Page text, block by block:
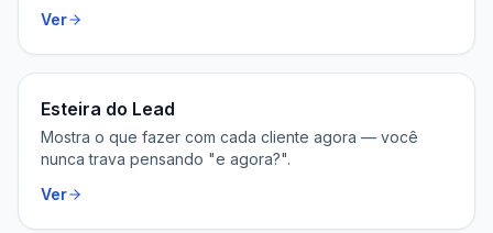
Ver
Esteira do Lead
Mostra o que fazer com cada cliente agora — você
nunca trava pensando "e agora?".
Ver